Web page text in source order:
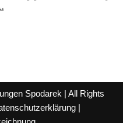
Spodarek | All Rights